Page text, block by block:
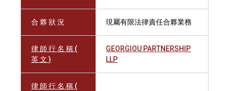
合 夥 狀 況 現屬有限法律責任合夥業務
律 師 行 名 稱 (
英 文 )
GEORGIOU PARTNERSHIP
LLP
律 師 行 名 稱 (